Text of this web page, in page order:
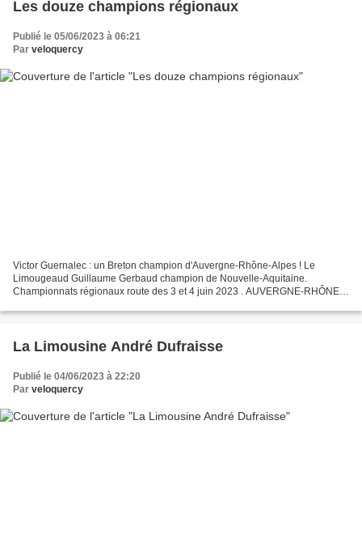
Les douze champions régionaux
Publié le 05/06/2023 à 06:21
Par veloquercy
Victor Guernalec : un Breton champion d'Auvergne-Rhône-Alpes ! Le
Limougeaud Guillaume Gerbaud champion de Nouvelle-Aquitaine.
Championnats régionaux route des 3 et 4 juin 2023 . AUVERGNE-RHÔNE-
La Limousine André Dufraisse
Publié le 04/06/2023 à 22:20
Par veloquercy